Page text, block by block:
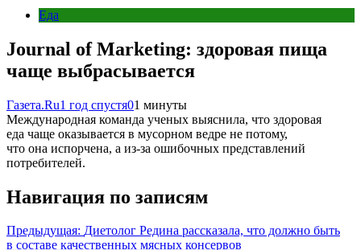
Еда
Journal of Marketing: здоровая пища
чаще выбрасывается
Газета.Ru1 год спустя01 минуты
Международная команда ученых выяснила, что здоровая
еда чаще оказывается в мусорном ведре не потому,
что она испорчена, а из-за ошибочных представлений
потребителей.
Навигация по записям
Предыдущая: Диетолог Редина рассказала, что должно быть
в составе качественных мясных консервов